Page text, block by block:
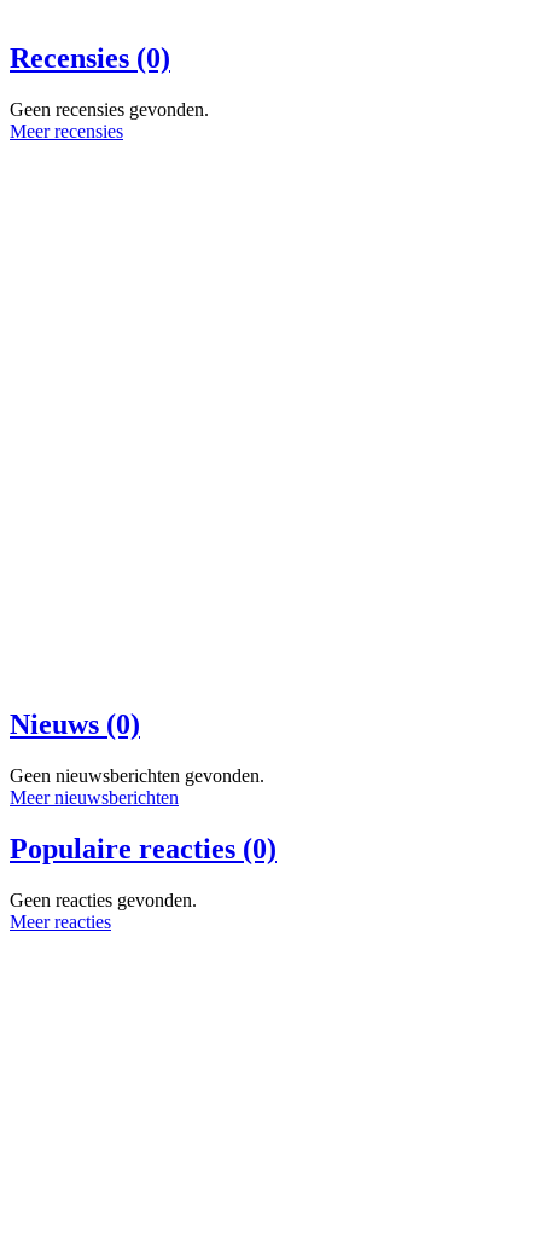
Recensies (0)
Geen recensies gevonden.
Meer recensies
Nieuws (0)
Geen nieuwsberichten gevonden.
Meer nieuwsberichten
Populaire reacties (0)
Geen reacties gevonden.
Meer reacties